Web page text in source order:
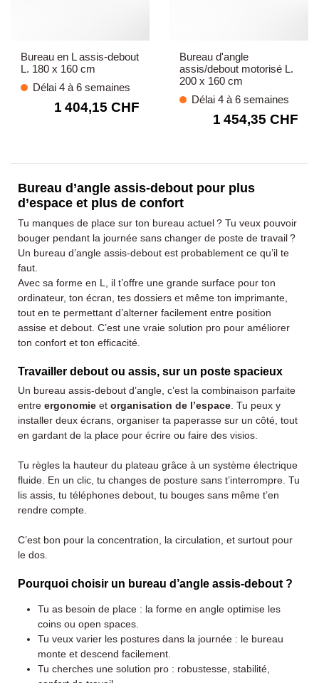
Bureau en L assis-debout
L. 180 x 160 cm
Délai 4 à 6 semaines
1 404,15 CHF
Bureau d'angle
assis/debout motorisé L.
200 x 160 cm
Délai 4 à 6 semaines
1 454,35 CHF
Bureau d’angle assis-debout pour plus
d’espace et plus de confort
Tu manques de place sur ton bureau actuel ? Tu veux pouvoir
bouger pendant la journée sans changer de poste de travail ?
Un bureau d’angle assis-debout est probablement ce qu’il te
faut.
Avec sa forme en L, il t’offre une grande surface pour ton
ordinateur, ton écran, tes dossiers et même ton imprimante,
tout en te permettant d’alterner facilement entre position
assise et debout. C’est une vraie solution pro pour améliorer
ton confort et ton efficacité.
Travailler debout ou assis, sur un poste spacieux
Un bureau assis-debout d’angle, c’est la combinaison parfaite
entre ergonomie et organisation de l’espace. Tu peux y
installer deux écrans, organiser ta paperasse sur un côté, tout
en gardant de la place pour écrire ou faire des visios.
Tu règles la hauteur du plateau grâce à un système électrique
fluide. En un clic, tu changes de posture sans t’interrompre. Tu
lis assis, tu téléphones debout, tu bouges sans même t’en
rendre compte.
C’est bon pour la concentration, la circulation, et surtout pour
le dos.
Pourquoi choisir un bureau d’angle assis-debout ?
Tu as besoin de place : la forme en angle optimise les
coins ou open spaces.
Tu veux varier les postures dans la journée : le bureau
monte et descend facilement.
Tu cherches une solution pro : robustesse, stabilité,